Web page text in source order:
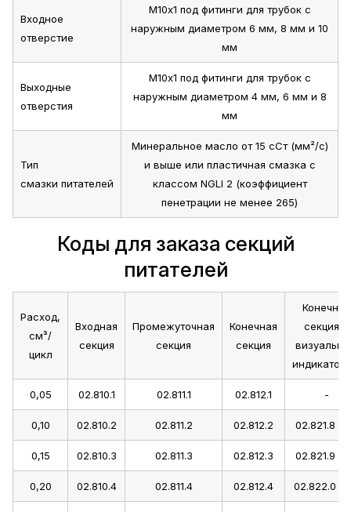
Входное
отверстие
М10х1 под фитинги для трубок с
наружным диаметром 6 мм, 8 мм и 10
мм
Выходные
отверстия
М10х1 под фитинги для трубок с
наружным диаметром 4 мм, 6 мм и 8
мм
Тип
смазки питателей
Минеральное масло от 15 сСт (мм²/с)
и выше или пластичная смазка с
классом NGLI 2 (коэффициент
пенетрации не менее 265)
Коды для заказа секций
питателей
Расход,
см³/
цикл
Входная
секция
Промежуточная
секция
Конечная
секция
Конечная
секция с
0,05 02.810.1 02.811.1 02.812.1 -
0,10 02.810.2 02.811.2 02.812.2 02.821.8
0,15 02.810.3 02.811.3 02.812.3 02.821.9
0,20 02.810.4 02.811.4 02.812.4 02.822.0